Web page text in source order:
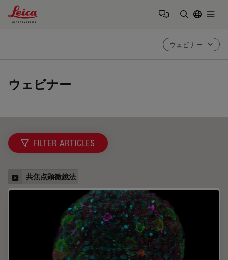
Leica Microsystems Logo
ウェビナー
ウェビナー
FILTER ARTICLES
共焦点顕微鏡法